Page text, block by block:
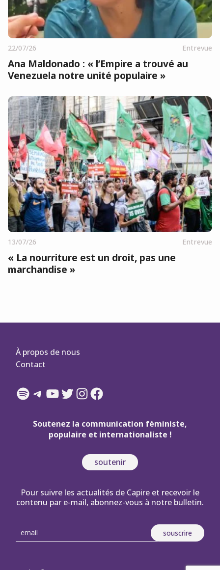
22/07/26 Entrevue
Ana Maldonado : « l’Empire a trouvé au
Venezuela notre unité populaire »
13/07/26 Entrevue
« La nourriture est un droit, pas une
marchandise »
À propos de nous
Contact
Spotify
Telegram
YouTube
Twitter
Instagram
Facebook
Soutenez la communication féministe,
populaire et internationaliste !
soutenir
Pour suivre les actualités de Capire et recevoir le
contenu par e-mail, abonnez-vous à notre bulletin.